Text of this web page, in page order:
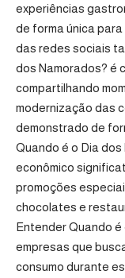
experiências
de forma única
das redes sociais
dos Namorados? é
compartilhando
modernização das
demonstrado de
Quando é o Dia
econômico
promoções
chocolates e
Entender Quando é
empresas que
consumo durante